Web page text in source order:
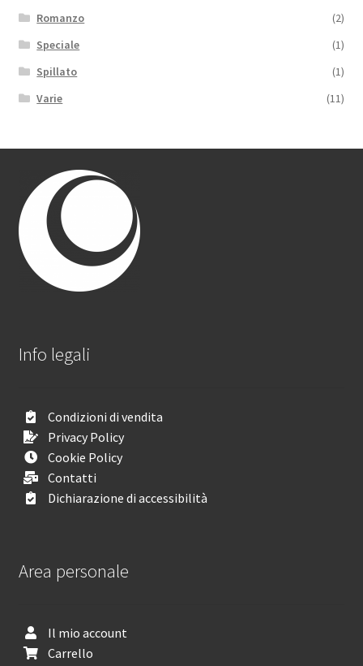
Romanzo
(2)
Speciale
(1)
Spillato
(1)
Varie
(11)
Info legali
Condizioni di vendita
Privacy Policy
Cookie Policy
Contatti
Dichiarazione di accessibilità
Area personale
Il mio account
Carrello